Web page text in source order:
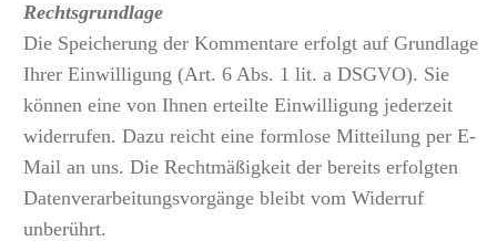
Rechtsgrundlage
Die Speicherung der Kommentare erfolgt auf Grundlage
Ihrer Einwilligung (Art. 6 Abs. 1 lit. a DSGVO). Sie
können eine von Ihnen erteilte Einwilligung jederzeit
widerrufen. Dazu reicht eine formlose Mitteilung per E-
Mail an uns. Die Rechtmäßigkeit der bereits erfolgten
Datenverarbeitungsvorgänge bleibt vom Widerruf
unberührt.